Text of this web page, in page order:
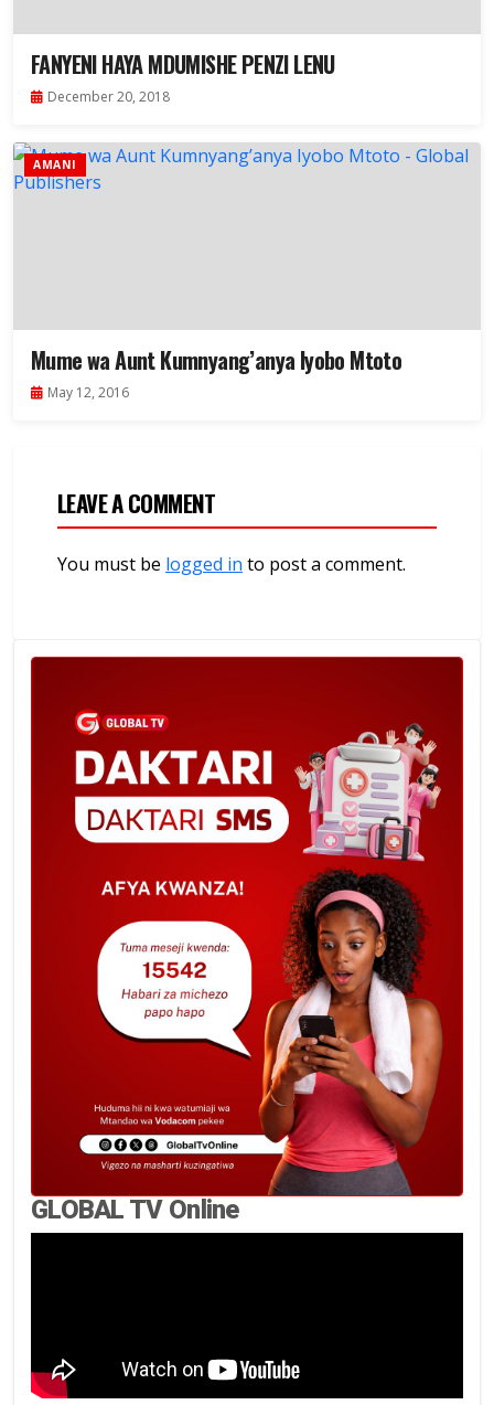
FANYENI HAYA MDUMISHE PENZI LENU
December 20, 2018
AMANI
Mume wa Aunt Kumnyang’anya Iyobo Mtoto
May 12, 2016
LEAVE A COMMENT
You must be logged in to post a comment.
GLOBAL TV Online